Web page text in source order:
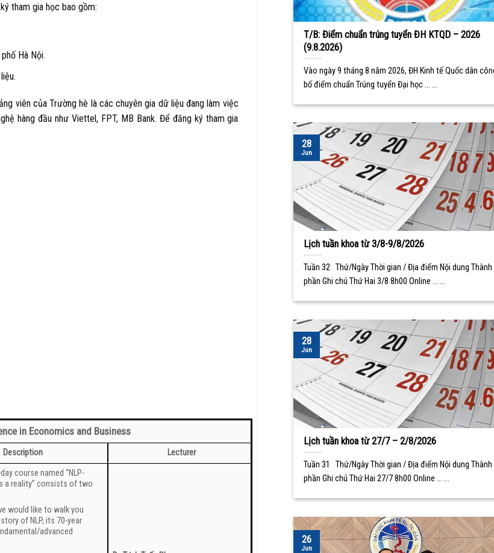
tham gia học bao gồm:
Hà Nội.
viên của Trường hè là các chuyên gia dữ liệu đang làm việc
hàng đầu như Viettel, FPT, MB Bank. Để đăng ký tham gia
in Economics and Business
Description Lecturer
course named “NLP-
a reality” consists of two
would like to walk you
of NLP, its 70-year
advanced
T/B: Điểm chuẩn trúng tuyển ĐH KTQD – 2026
(9.8.2026)
Vào ngày 9 tháng 8 năm 2026, ĐH Kinh tế Quốc dân
bố điểm chuẩn Trúng tuyển Đại học ... ...
Lịch tuần khoa từ 3/8-9/8/2026
Tuần 32 Thứ/Ngày Thời gian / Địa điểm Nội dung Thành
phần Ghi chú Thứ Hai 3/8 8h00 Online ... ...
28
Jun
Lịch tuần khoa từ 27/7 – 2/8/2026
Tuần 31 Thứ/Ngày Thời gian / Địa điểm Nội dung Thành
phần Ghi chú Thứ Hai 27/7 8h00 Online ... ...
28
Jun
26
Jun